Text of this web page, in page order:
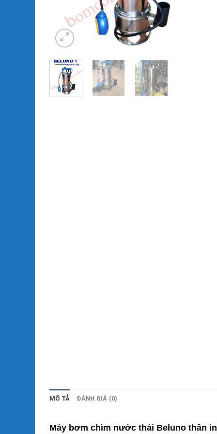
MÔ TẢ ĐÁNH GIÁ (0)
Máy bơm chìm nước thải Beluno thân